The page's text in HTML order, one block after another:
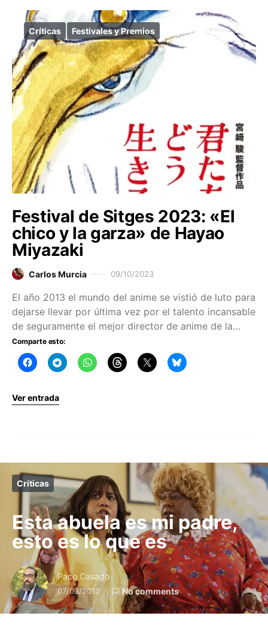
Críticas Festivales y Premios
Festival de Sitges 2023: «El
chico y la garza» de Hayao
Miyazaki
Carlos Murcia 09/10/2023
El año 2013 el mundo del anime se vistió de luto para
dejarse llevar por última vez por el talento incansable
de seguramente el mejor director de anime de la…
Comparte esto:
Ver entrada
Críticas
Esta abuela es mi padre,
esto es lo que es
Paco Casado
07/03/2012 No comments